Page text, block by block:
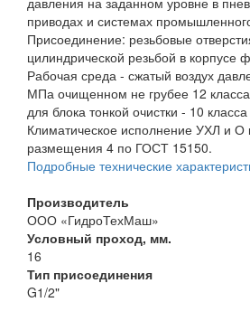
приводах и системах
Присоединение: резьбовые
цилиндрической резьбой в корпусе
Рабочая среда - сжатый воздух
МПа очищенном не грубее 12
для блока тонкой очистки - 10
Климатическое исполнение УХЛ и О
размещения 4 по ГОСТ 15150.
Подробные технические
Производитель
ООО «ГидроТехМаш»
Условный проход, мм.
16
Тип присоединения
G1/2"